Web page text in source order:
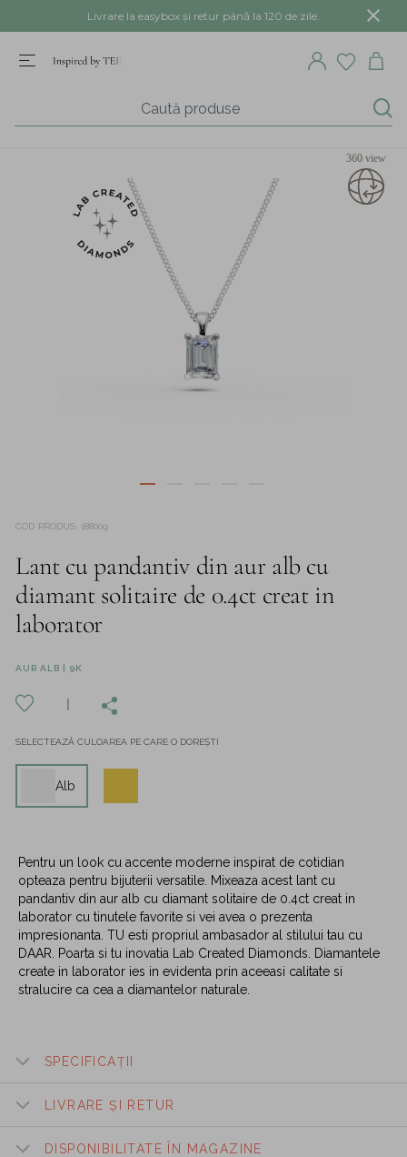
Livrare la easybox și retur până la 120 de zile.
360 view
COD PRODUS 188009
Lant cu pandantiv din aur alb cu
diamant solitaire de 0.4ct creat in
laborator
AUR ALB | 9K
SELECTEAZĂ CULOAREA PE CARE O DOREȘTI
Alb
Pentru un look cu accente moderne inspirat de cotidian
opteaza pentru bijuterii versatile. Mixeaza acest lant cu
pandantiv din aur alb cu diamant solitaire de 0.4ct creat in
laborator cu tinutele favorite si vei avea o prezenta
impresionanta. TU esti propriul ambasador al stilului tau cu
DAAR. Poarta si tu inovatia Lab Created Diamonds. Diamantele
create in laborator ies in evidenta prin aceeasi calitate si
stralucire ca cea a diamantelor naturale.
SPECIFICAȚII
LIVRARE ȘI RETUR
DISPONIBILITATE ÎN MAGAZINE